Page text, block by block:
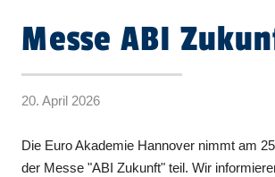
Messe ABI
20. April 2026
Die Euro Akademie Hannover nimmt am
der Messe "ABI Zukunft" teil. Wir